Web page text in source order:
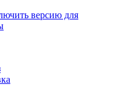
версию для